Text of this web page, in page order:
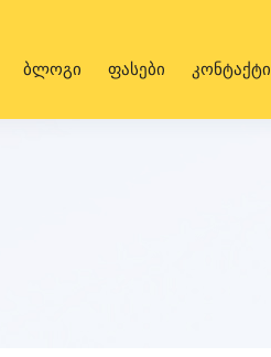
ბლოგი ფასები კონტაქტი